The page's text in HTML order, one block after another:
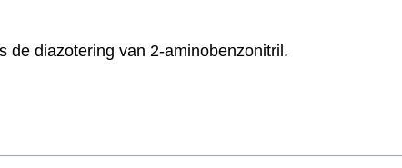
de diazotering van 2-aminobenzonitril.